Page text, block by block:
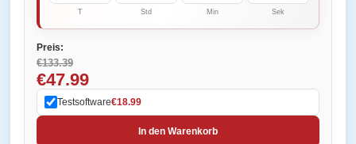
T Std Min Sek
Preis:
€133.39
€47.99
Testsoftware€18.99
In den Warenkorb